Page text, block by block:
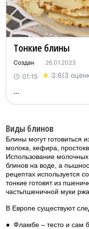
Тонкие блины
Создан 26.01.2023
01:15 3.6(3
...
Виды блинов
Блины могут готовиться
молока, кефира,
Использование
блинов на воде, а
рецептах используется
тонкие готовят из
частьпшеничной муки
В Европе существуют
● Фламбе – тесто и сам